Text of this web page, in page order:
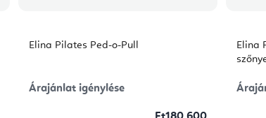
Elina Pilates Ped-o-Pull
Árajánlat igénylése
Elina